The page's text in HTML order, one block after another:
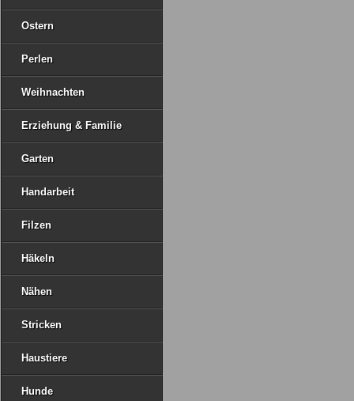
Ostern
Perlen
Weihnachten
Erziehung & Familie
Garten
Handarbeit
Filzen
Häkeln
Nähen
Stricken
Haustiere
Hunde